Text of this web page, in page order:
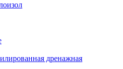
дренажная